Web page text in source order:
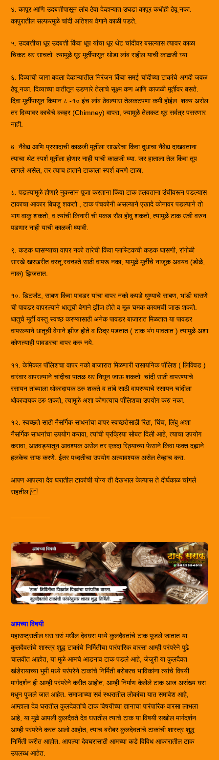
४. कापूर आणि उदबत्तीपासून लांब ठेवा देव्हाऱ्यात उघडा कापूर कधीही ठेवू नका.
कापुरातील सल्फरमुळे चांदी अतिशय वेगाने काळी पडते.
५. उदबत्तीचा धूर उदबत्ती किंवा धूप यांचा धूर थेट चांदीवर बसल्यास त्यावर काळा
चिकट थर साचतो. त्यामुळे धूर मूर्तींपासून थोडा लांब राहील याची काळजी घ्या.
६. दिव्याची जागा बदला देव्हाऱ्यातील निरंजन किंवा समई चांदीच्या टाकांचे अगदी जवळ
ठेवू नका. दिव्याच्या वातीतून उडणारे तेलाचे सूक्ष्म कण आणि काजळी मूर्तीवर बसते.
दिवा मूर्तीपासून किमान ८ -१० इंच लांब ठेवल्यास तेलकटपणा कमी होईल. शक्य असेल
तर दिव्यावर काचेचे कव्हर (Chimney) वापरा, ज्यामुळे तेलकट धूर सर्वत्र पसरणार
नाही.
७. नैवेद्य आणि प्रसादाची काळजी मूर्तीला साखरेचा किंवा दुधाचा नैवेद्य दाखवताना
त्याचा थेट स्पर्श मूर्तीला होणार नाही याची काळजी घ्या. जर हाताला तेल किंवा तूप
लागले असेल, तर त्याच हाताने टाकाला स्पर्श करणे टाळा.
८. पडल्यामुळे होणारे नुकसान पूजा करताना किंवा टाक हलवताना उंचीवरून पडल्यास
टाकाचा आकार बिघडू शकतो , टाक पंचकोनी असल्याने एखादे कोनावर पडल्याने तो
भाग वाकू शकतो, व त्यांची किनारी ची पकड सैल होवु शकतो, त्यामुळे टाक उंची वरुन
पडणार नाही याची काळजी घ्यावी.
९. कडक घासण्याचा वापर नको तारेची किंवा प्लास्टिकची कडक घासणी, रांगोळी
सारखे खरखरीत वस्तू स्वच्छते साठी वापरू नका; यामुळे मूर्तीचे नाजूक अवयव (डोळे,
नाक) झिजतात. ​
१०. डिटर्जंट, साबण किंवा पावडर यांचा वापर नको कपडे धुण्याचे साबण, भांडी घासणे
ची पावडर वापरल्याने धातूची वेगाने झीज होते व मूळ चमक कायमची जाऊ शकते.
धातुचे मुर्ती वस्तु स्वच्छ करण्यासाठी अनेक पावडर बाजारात मिळतात या पावडर
वापरल्याने धातूची वेगाने झीज होते व छिद्र पडतात ( टाक भंग पावतात ) त्यामुळे अशा
कोणत्याही पावडरचा वापर करु नये.
११. केमिकल पॉलिशचा वापर नको बाजारात मिळणारी रासायनिक पॉलिश ( लिक्विड )
वारंवार वापरल्याने चांदीचा पातळ थर निघून जाऊ शकतो. चांदी साठी वापरण्याचे
रसायन तांब्याला धोकादायक ठरु शकते व तांबे साठी वापरण्याचे रसायन चांदीला
धोकादायक ठरु शकते, त्यामुळे अशा कोणत्याच पाँलिशचा उपयोग करु नका.
१२. स्वच्छते साठी नैसर्गिक साधनांचा वापर स्वच्छतेसाठी रिठा, चिंच, लिंबु अशा
नैसर्गिक साधनांचा उपयोग करावा, त्यांची प्रक्रिया सोबत दिली आहे, त्याचा उपयोग
करावा, आठवड्यातून आवश्यक असेल तर एकदा रिठ्याच्या फेसाने किंवा फक्त दह्याने
हलकेच साफ करणे. ईतर पध्दतीचा उपयोग अत्यावश्यक असेल तेव्हाच करा.
आपण आपल्या देव घरातील टाकांची योग्य ती देखभाल केल्यास ते दीर्घकाळ चांगले
राहतील.
आमच्या विषयी
महाराष्ट्रातील घरा घरां मधील देवघरा मध्ये कुलदैवतांचे टाक पूजले जातात या
कुलदैवतांचे शास्त्र शुद्ध टाकांचे निर्मितीचा पारंपारिक वारसा आम्ही परंपरेने पुढे
चालवीत आहोत, या मुळे आमचे आडनाव टाक पडले आहे, जेजुरी या कुलदैवत
खंडेरायाच्या भुमी मध्ये परंपरेने टाकांचे निर्मिती बरोबरच भाविकांना त्यांचे विषयी
मार्गदर्शन ही आम्ही परंपरेने करीत आहोत, आम्ही निर्माण केलेले टाक आज असंख्य घरा
मधुन पुजले जात आहेत. समाजाच्या सर्व स्थरातील लोकांचा यात समावेश आहे,
आम्हाला देव घरातील कुलदेवतांचे टाक विषयीच्या ज्ञानाचा पारंपारिक वारसा लाभला
आहे, या मुळे आपली कुलदैवते देव घरातील त्याचे टाक या विषयी सखोल मार्गदर्शन
आम्ही परंपरेने करत आलो आहोत, त्याच बरोबर कुलदेवतांचे टाकांची शास्त्र शुद्ध
निर्मिती करीत आहोत. आपल्या देवघरासाठी आमच्या कडे विविध आकारातील टाक
उपलब्ध आहेत.